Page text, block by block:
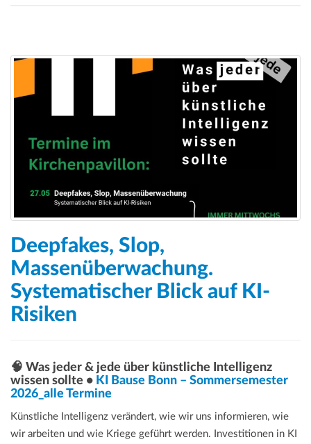
Deepfakes, Slop,
Massenüberwachung.
Systematischer Blick auf KI-
Risiken
🧠 Was jeder & jede über künstliche Intelligenz
wissen sollte • KI Bause Bonn – Sommersemester
2026_alle Termine
Künstliche Intelligenz verändert, wie wir uns informieren, wie
wir arbeiten und wie Kriege geführt werden. Investitionen in KI